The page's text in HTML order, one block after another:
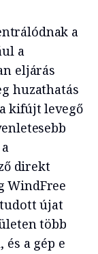
a
a
eljárás
huzathatás
kifújt levegő
direkt
WindFree
újat
több
a gép e